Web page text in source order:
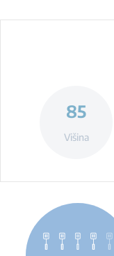
85
Višina